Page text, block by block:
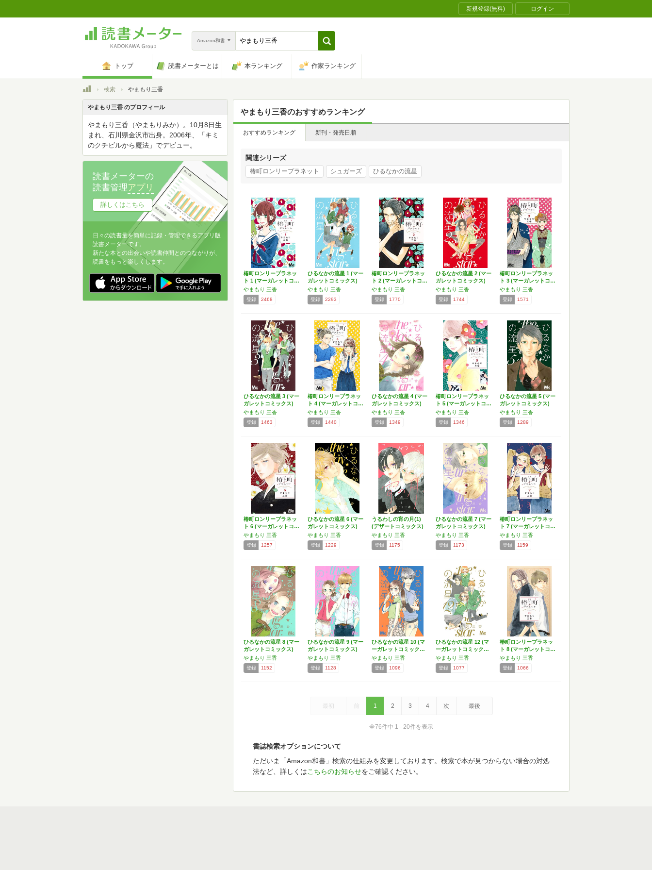
新規登録(無料) ログイン
Amazon和書
トップ 読書メーターとは 本ランキング 作家ランキング
トップ検索 やまもり三香
やまもり三香のおすすめランキング
おすすめランキング 新刊・発売日順
関連シリーズ
椿町ロンリープラネット シュガーズ ひるなかの流星
椿町ロンリープラネッ
ト 1 (マーガレットコ…
やまもり 三香
登録 2468
ひるなかの流星 1 (マー
ガレットコミックス)
やまもり 三香
登録 2293
椿町ロンリープラネッ
ト 2 (マーガレットコ…
やまもり 三香
登録 1770
ひるなかの流星 2 (マー
ガレットコミックス)
やまもり 三香
登録 1744
椿町ロンリープラネッ
ト 3 (マーガレットコ…
やまもり 三香
登録 1571
ひるなかの流星 3 (マー
ガレットコミックス)
やまもり 三香
登録 1463
椿町ロンリープラネッ
ト 4 (マーガレットコ…
やまもり 三香
登録 1440
ひるなかの流星 4 (マー
ガレットコミックス)
やまもり 三香
登録 1349
椿町ロンリープラネッ
ト 5 (マーガレットコ…
やまもり 三香
登録 1346
ひるなかの流星 5 (マー
ガレットコミックス)
やまもり 三香
登録 1289
椿町ロンリープラネッ
ト 6 (マーガレットコ…
やまもり 三香
登録 1257
ひるなかの流星 6 (マー
ガレットコミックス)
やまもり 三香
登録 1229
うるわしの宵の月(1)
(デザートコミックス)
やまもり 三香
登録 1175
ひるなかの流星 7 (マー
ガレットコミックス)
やまもり 三香
登録 1173
椿町ロンリープラネッ
ト 7 (マーガレットコ…
やまもり 三香
登録 1159
ひるなかの流星 8 (マー
ガレットコミックス)
やまもり 三香
登録 1152
ひるなかの流星 9 (マー
ガレットコミックス)
やまもり 三香
登録 1128
ひるなかの流星 10 (マ
ーガレットコミック…
やまもり 三香
登録 1096
ひるなかの流星 12 (マ
ーガレットコミック…
やまもり 三香
登録 1077
椿町ロンリープラネッ
ト 8 (マーガレットコ…
やまもり 三香
登録 1066
最初 前 1 2 3 4 次 最後
全76件中 1 - 20件を表示
書誌検索オプションについて
ただいま「Amazon和書」検索の仕組みを変更しております。検索で本が見つからない場合の対処
法など、詳しくはこちらのお知らせをご確認ください。
やまもり三香 のプロフィール
やまもり三香（やまもりみか）。10月8日生
まれ、石川県金沢市出身。2006年、「キミ
のクチビルから魔法」でデビュー。
読書メーターの
読書管理アプリ
詳しくはこちら
日々の読書量を簡単に記録・管理できるアプリ版
読書メーターです。
新たな本との出会いや読書仲間とのつながりが、
読書をもっと楽しくします。